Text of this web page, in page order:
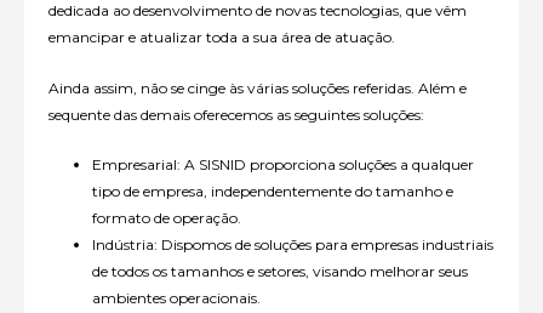
dedicada ao desenvolvimento de novas tecnologias, que vêm
emancipar e atualizar toda a sua área de atuação.
Ainda assim, não se cinge às várias soluções referidas. Além e
sequente das demais oferecemos as seguintes soluções:
Empresarial: A SISNID proporciona soluções a qualquer
tipo de empresa, independentemente do tamanho e
formato de operação.
Indústria: Dispomos de soluções para empresas industriais
de todos os tamanhos e setores, visando melhorar seus
ambientes operacionais.